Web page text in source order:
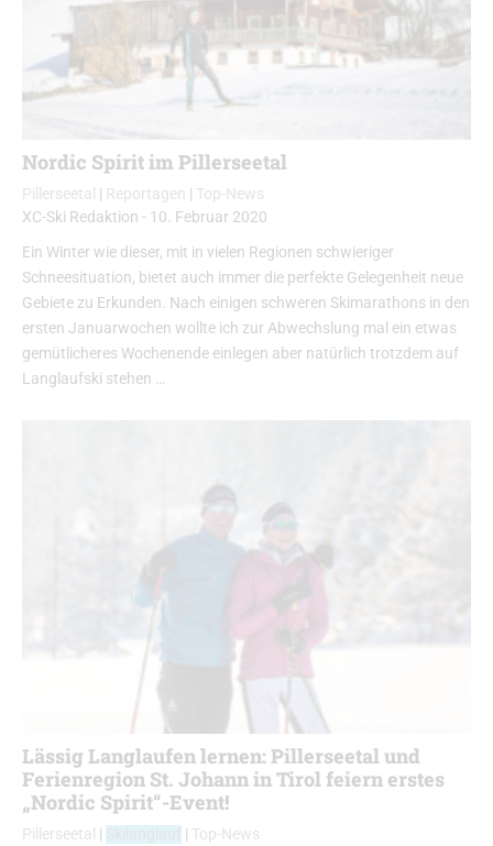
Nordic Spirit im Pillerseetal
Pillerseetal | Reportagen | Top-News
XC-Ski Redaktion - 10. Februar 2020
Ein Winter wie dieser, mit in vielen Regionen schwieriger
Schneesituation, bietet auch immer die perfekte Gelegenheit neue
Gebiete zu Erkunden. Nach einigen schweren Skimarathons in den
ersten Januarwochen wollte ich zur Abwechslung mal ein etwas
gemütlicheres Wochenende einlegen aber natürlich trotzdem auf
Langlaufski stehen …
Lässig Langlaufen lernen: Pillerseetal und
Ferienregion St. Johann in Tirol feiern erstes
„Nordic Spirit“-Event!
Pillerseetal | | Top-News